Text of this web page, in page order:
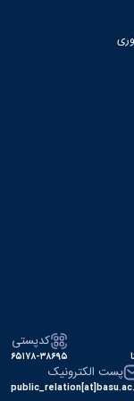
کدپستی
۶۵۱۷۸-۳۸۶۹۵
پست الکترونیک